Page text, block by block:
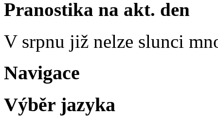
Pranostika na akt. den
V srpnu již nelze slunci
Navigace
Výběr jazyka